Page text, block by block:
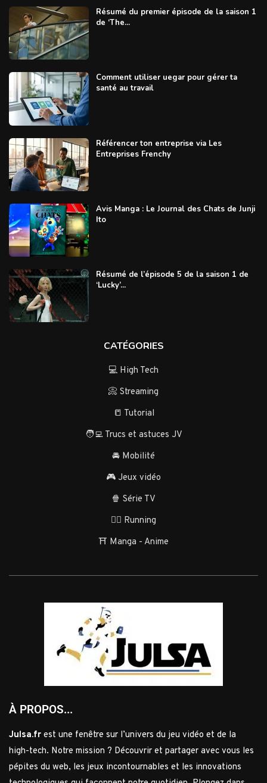
Résumé du premier épisode de la saison 1
de ‘The...
Comment utiliser uegar pour gérer ta
santé au travail
Référencer ton entreprise via Les
Entreprises Frenchy
Avis Manga : Le Journal des Chats de Junji
Ito
Résumé de l’épisode 5 de la saison 1 de
‘Lucky’...
CATÉGORIES
💻 High Tech
📀 Streaming
📒 Tutorial
🧑‍💻 Trucs et astuces JV
🚘 Mobilité
🎮 Jeux vidéo
🍿 Série TV
🏃‍♂️ Running
⛩️ Manga - Anime
À PROPOS...
Julsa.fr est une fenêtre sur l’univers du jeu vidéo et de la
high-tech. Notre mission ? Découvrir et partager avec vous les
pépites du web, les jeux incontournables et les innovations